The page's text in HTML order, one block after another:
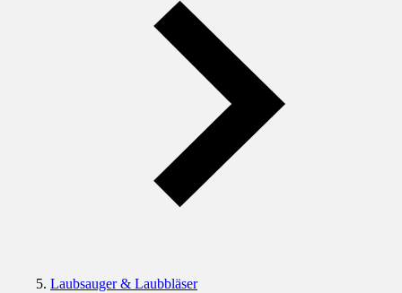
Laubsauger & Laubbläser